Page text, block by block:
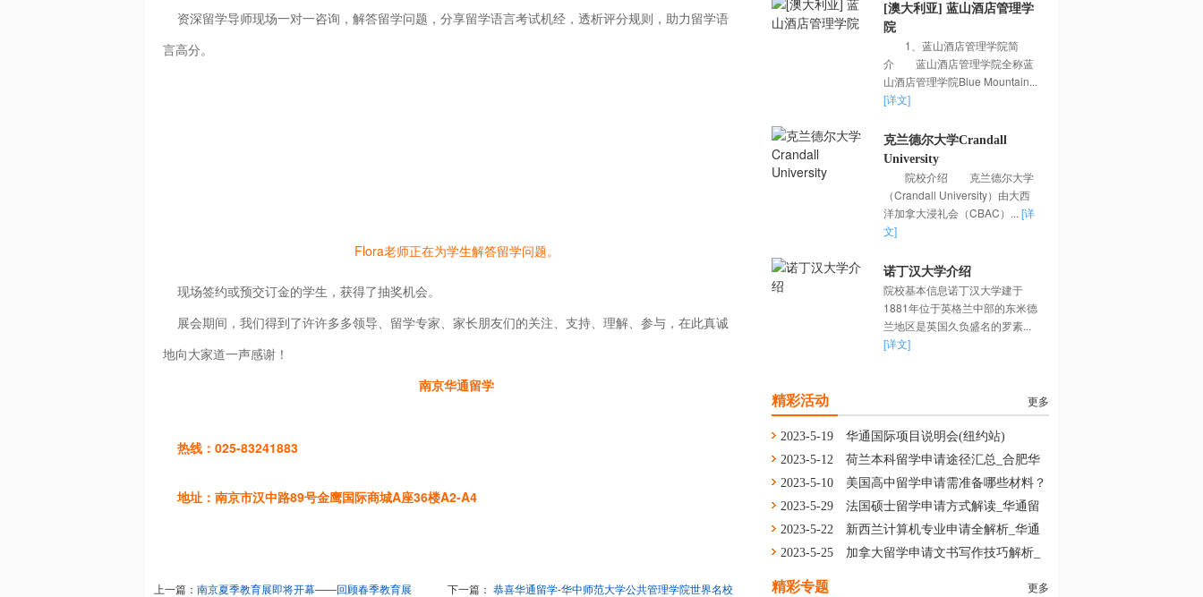
资深留学导师现场一对一咨询，解答留学问题，分享留学语言考试机经，透析评分规则，助力留学语
言高分。
Flora老师正在为学生解答留学问题。
现场签约或预交订金的学生，获得了抽奖机会。
展会期间，我们得到了许许多多领导、留学专家、家长朋友们的关注、支持、理解、参与，在此真诚
地向大家道一声感谢！
南京华通留学
热线：025-83241883
地址：南京市汉中路89号金鹰国际商城A座36楼A2-A4
上一篇： 南京夏季教育展即将开幕——回顾春季教育展 下一篇：恭喜华通留学-华中师范大学公共管理学院世界名校
[澳大利亚] 蓝山酒店管理学
院
1、蓝山酒店管理学院简
介 蓝山酒店管理学院全称蓝
山酒店管理学院Blue Mountain...
[详文]
克兰德尔大学Crandall
University
院校介绍 克兰德尔大学
（Crandall University）由大西
洋加拿大浸礼会（CBAC）... [详
文]
诺丁汉大学介绍
院校基本信息诺丁汉大学建于
1881年位于英格兰中部的东米德
兰地区是英国久负盛名的罗素...
[详文]
精彩活动 更多
2023-5-19
华通国际项目说明会(纽约站)
2023-5-12
荷兰本科留学申请途径汇总_合肥华
通留学
2023-5-10
美国高中留学申请需准备哪些材料？
舟山华通留学
2023-5-29
法国硕士留学申请方式解读_华通留
学
2023-5-22
新西兰计算机专业申请全解析_华通
留学
2023-5-25
加拿大留学申请文书写作技巧解析_
华通留学
精彩专题 更多